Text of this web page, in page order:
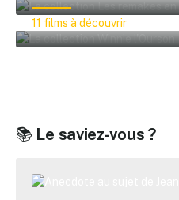
11 films à découvrir
📚 Le saviez-vous ?